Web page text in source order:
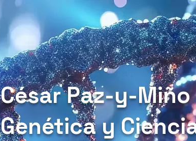
César Paz-y-Miño
Genética y